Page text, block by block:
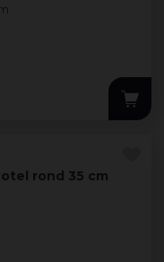
rond 35 cm